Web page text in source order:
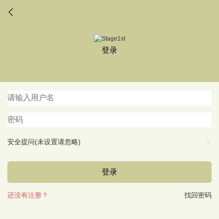
登录
安全提问(未设置请忽略)
登录
找回密码
还没有注册？